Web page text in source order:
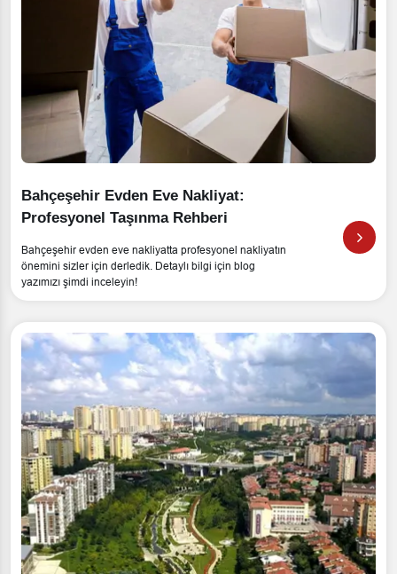
Bahçeşehir Evden Eve Nakliyat:
Profesyonel Taşınma Rehberi
Bahçeşehir evden eve nakliyatta profesyonel nakliyatın
önemini sizler için derledik. Detaylı bilgi için blog
yazımızı şimdi inceleyin!